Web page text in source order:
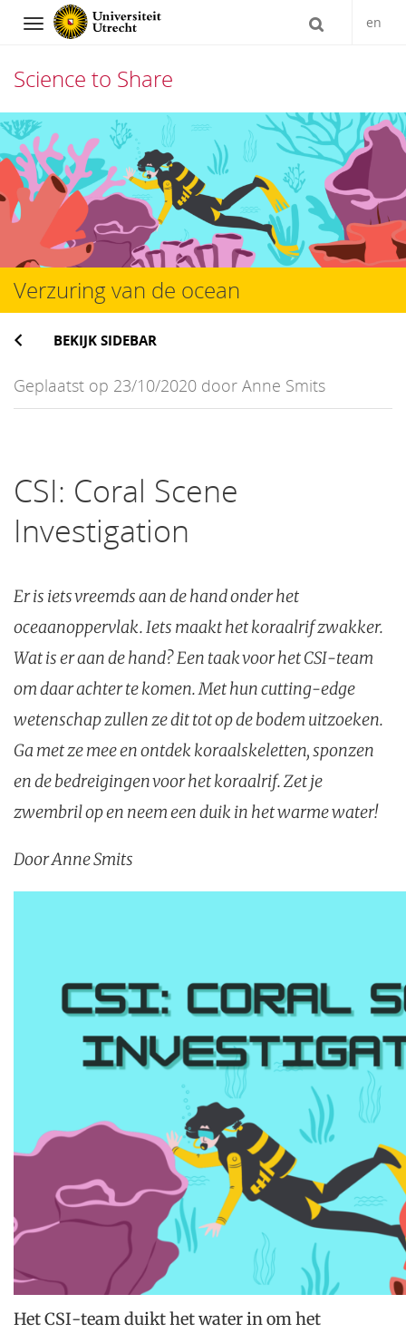
Navigation en
Science to Share
Direct
naar
het
inhoud
Verzuring van de ocean
BEKIJK SIDEBAR
Geplaatst op 23/10/2020 door Anne Smits
CSI: Coral Scene
Investigation
Er is iets vreemds aan de hand onder het
oceaanoppervlak. Iets maakt het koraalrif zwakker.
Wat is er aan de hand? Een taak voor het CSI-team
om daar achter te komen. Met hun cutting-edge
wetenschap zullen ze dit tot op de bodem uitzoeken.
Ga met ze mee en ontdek koraalskeletten, sponzen
en de bedreigingen voor het koraalrif. Zet je
zwembril op en neem een duik in het warme water!
Door Anne Smits
Het CSI-team duikt het water in om het